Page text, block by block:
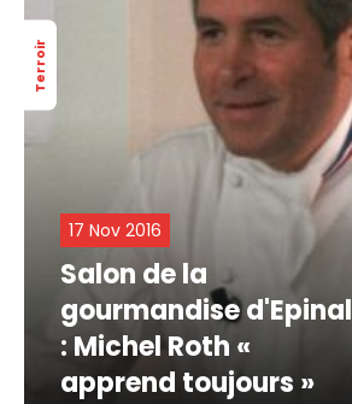
Terroir
17 Nov 2016
Salon de la
gourmandise d'Epinal
: Michel Roth «
apprend toujours »